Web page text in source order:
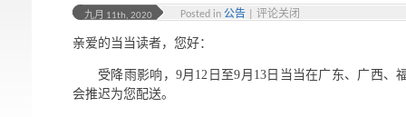
九月 11th, 2020 Posted in 公告 评论关闭
亲爱的当当读者，您好：
受降雨影响，9月12日至9月13日当当在广东、广西、
会推迟为您配送。